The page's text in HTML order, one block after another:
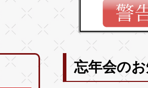
忘年会の